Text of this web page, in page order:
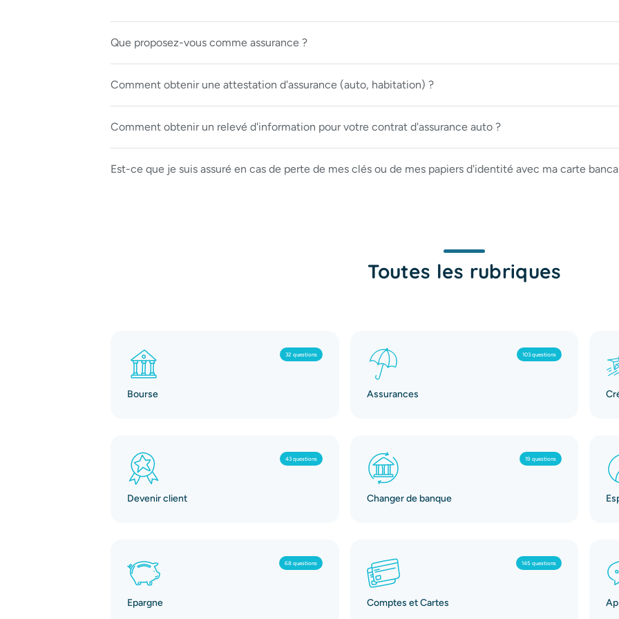
Que proposez-vous comme assurance ?
Comment obtenir une attestation d'assurance (auto, habitation) ?
Comment obtenir un relevé d'information pour votre contrat d'assurance auto ?
Est-ce que je suis assuré en cas de perte de mes clés ou de mes papiers d'identité avec ma carte
Toutes les rubriques
32 questions
Bourse
103 questions
Assurances
43 questions
Devenir client
19 questions
Changer de banque
68 questions
Epargne
145 questions
Comptes et Cartes